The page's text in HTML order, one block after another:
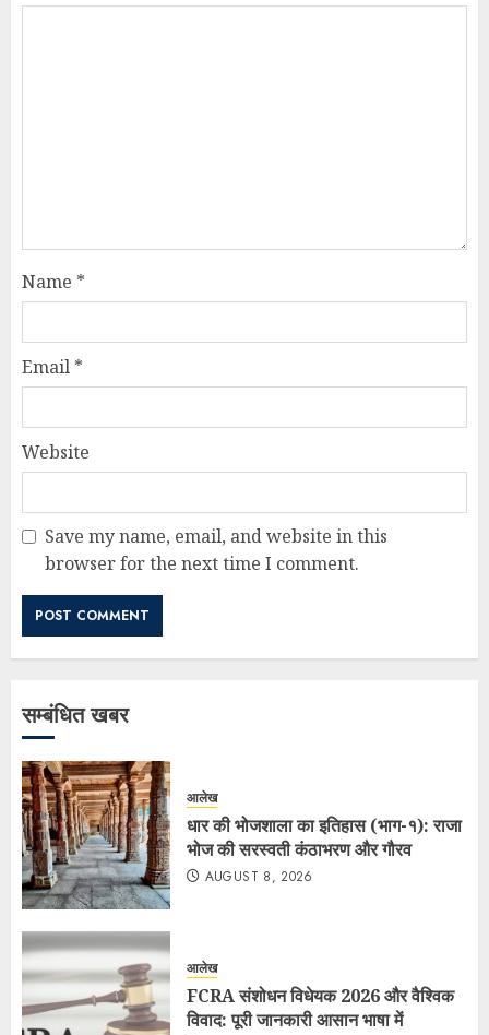
Name *
Email *
Website
Save my name, email, and website in this
browser for the next time I comment.
सम्बंधित खबर
आलेख
धार की भोजशाला का इतिहास (भाग-१): राजा
भोज की सरस्वती कंठाभरण और गौरव
AUGUST 8, 2026
आलेख
FCRA संशोधन विधेयक 2026 और वैश्विक
विवाद: पूरी जानकारी आसान भाषा में